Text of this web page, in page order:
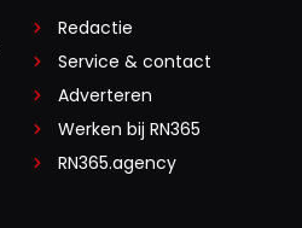
Redactie
Service & contact
Adverteren
Werken bij RN365
RN365.agency